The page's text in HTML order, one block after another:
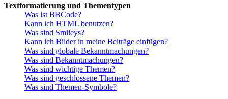
Textformatierung und Thementypen
Was ist BBCode?
Kann ich HTML benutzen?
Was sind Smileys?
Kann ich Bilder in meine Beiträge einfügen?
Was sind globale Bekanntmachungen?
Was sind Bekanntmachungen?
Was sind wichtige Themen?
Was sind geschlossene Themen?
Was sind Themen-Symbole?